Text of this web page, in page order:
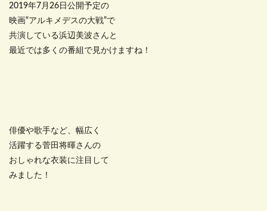
2019年7月26日公開予定の
映画“アルキメデスの大戦”で
共演している浜辺美波さんと
最近では多くの番組で見かけますね！
俳優や歌手など、幅広く
活躍する菅田将暉さんの
おしゃれな衣装に注目して
みました！